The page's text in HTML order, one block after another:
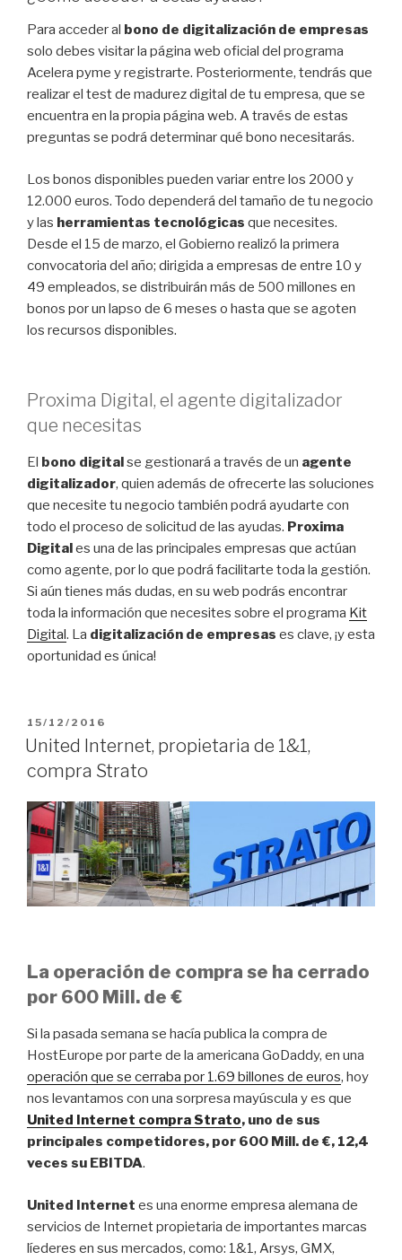
Para acceder al bono de digitalización de empresas
solo debes visitar la página web oficial del programa
Acelera pyme y registrarte. Posteriormente, tendrás que
realizar el test de madurez digital de tu empresa, que se
encuentra en la propia página web. A través de estas
preguntas se podrá determinar qué bono necesitarás.
Los bonos disponibles pueden variar entre los 2000 y
12.000 euros. Todo dependerá del tamaño de tu negocio
y las herramientas tecnológicas que necesites.
Desde el 15 de marzo, el Gobierno realizó la primera
convocatoria del año; dirigida a empresas de entre 10 y
49 empleados, se distribuirán más de 500 millones en
bonos por un lapso de 6 meses o hasta que se agoten
los recursos disponibles.
Proxima Digital, el agente digitalizador
que necesitas
El bono digital se gestionará a través de un agente
digitalizador, quien además de ofrecerte las soluciones
que necesite tu negocio también podrá ayudarte con
todo el proceso de solicitud de las ayudas. Proxima
Digital es una de las principales empresas que actúan
como agente, por lo que podrá facilitarte toda la gestión.
Si aún tienes más dudas, en su web podrás encontrar
toda la información que necesites sobre el programa Kit
Digital . La digitalización de empresas es clave, ¡y esta
oportunidad es única!
PUBLICADO
EL
15/12/2016
United Internet, propietaria de 1&1,
compra Strato
La operación de compra se ha cerrado
por 600 Mill. de €
Si la pasada semana se hacía publica la compra de
HostEurope por parte de la americana GoDaddy, en una
operación que se cerraba por 1.69 billones de euros, hoy
nos levantamos con una sorpresa mayúscula y es que
United Internet compra Strato, uno de sus
principales competidores, por 600 Mill. de €, 12,4
veces su EBITDA.
United Internet es una enorme empresa alemana de
servicios de Internet propietaria de importantes marcas
líederes en sus mercados, como: 1&1, Arsys, GMX,